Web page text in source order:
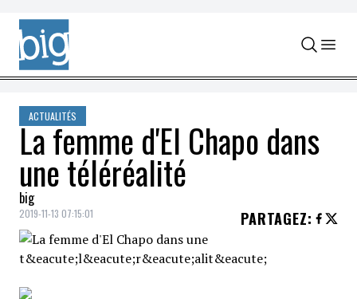
Skip to content
ACTUALITÉS
La femme d'El Chapo dans
une téléréalité
big
2019-11-13 07:15:01 PARTAGEZ: